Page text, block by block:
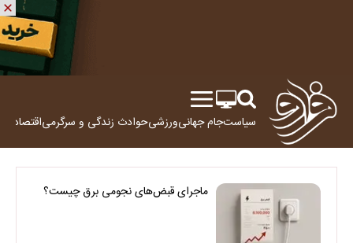
سیاستجام جهانیورزشیحوادث زندگی و سرگرمیاقتصاد
ماجرای قبض‌های نجومی برق چیست؟